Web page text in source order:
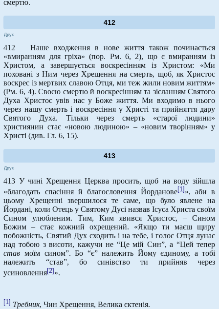
смертю.
412
Друк
412 Наше входження в нове життя також починається
«вмиранням для гріха» (пор. Рм. 6, 2), що є вмиранням із
Христом, а завершується воскресінням із Христом: «Ми
поховані з Ним через Хрещення на смерть, щоб, як Христос
воскрес із мертвих славою Отця, ми теж жили новим життям»
(Рм. 6, 4). Своєю смертю й воскресінням та зісланням Святого
Духа Христос увів нас у Боже життя. Ми входимо в нього
через нашу смерть і воскресіння у Христі та прийняття дару
Святого Духа. Тільки через смерть «старої людини»
християнин стає «новою людиною» – «новим творінням» у
Христі (див. Гл. 6, 15).
413
Друк
413 У чині Хрещення Церква просить, щоб на воду зійшла
«благодать спасіння й благословення Йорданове[1] », аби в
цьому Хрещенні звершилося те саме, що було явлене на
Йордані, коли Отець у Святому Дусі назвав Ісуса Христа своїм
Сином улюбленим. Тим, Ким явився Христос, – Сином
Божим – стає кожний охрещений. «Якщо ти маєш щиру
побожність, Святий Дух сходить і на тебе, і голос Отця лунає
над тобою з висоти, кажучи не “Це мій Син”, а “Цей тепер
став моїм сином”. Бо “є” належить Йому єдиному, а тобі
належить “став”, бо синівство ти прийняв через
усиновлення[2]».
[1] Требник, Чин Хрещення, Велика єктенія.